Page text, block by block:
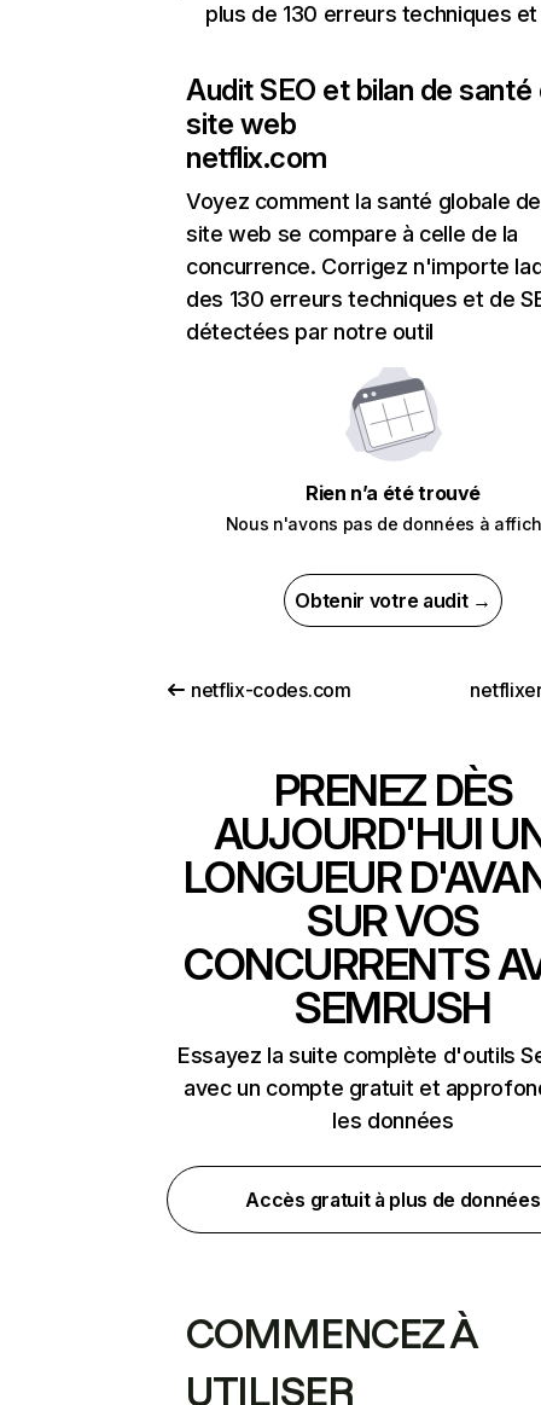
plus de 130 erreurs techniques et
Audit SEO et bilan de santé
site web
netflix.com
Voyez comment la santé globale
site web se compare à celle de la
concurrence. Corrigez n'importe
des 130 erreurs techniques et de
détectées par notre outil
Rien n’a été trouvé
Nous n'avons pas de données à
Obtenir votre audit →
netflix-codes.com
PRENEZ DÈS
AUJOURD'HUI
LONGUEUR
SUR VOS
CONCURRENTS
SEMRUSH
Essayez la suite complète d'outils
avec un compte gratuit et
les données
Accès gratuit à plus de données
COMMENCEZ À
UTILISER